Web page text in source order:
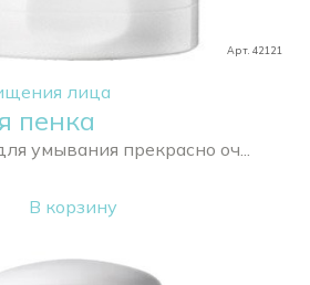
Арт. 42121
лица
пенка
умывания прекрасно оч...
В корзину